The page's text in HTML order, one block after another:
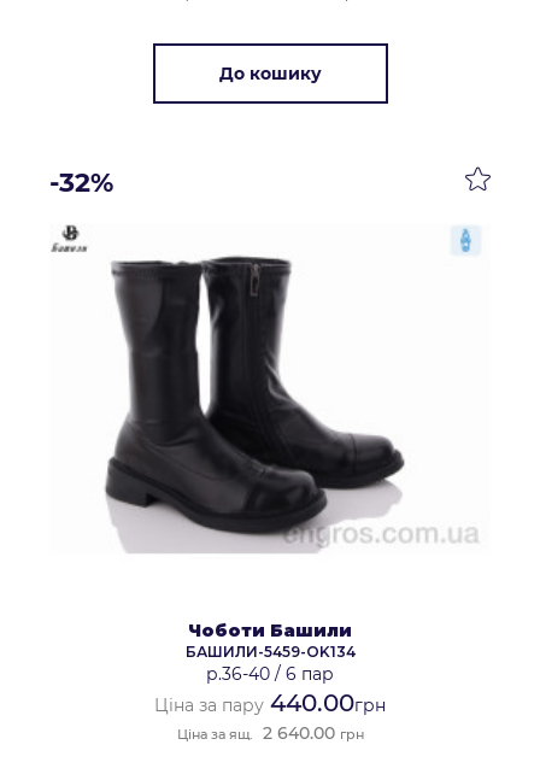
До кошику
-32%
Чоботи Башили
БАШИЛИ-5459-OK134
р.36-40 / 6 пар
Ціна за пару 440.00грн
Ціна за ящ. 2 640.00 грн